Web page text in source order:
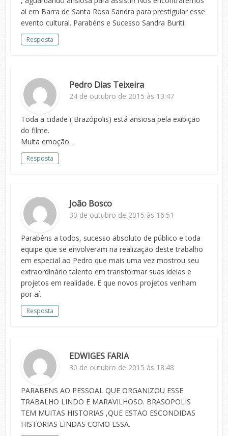
ai em Barra de Santa Rosa Sandra para prestiguiar esse
evento cultural. Parabéns e Sucesso Sandra Buriti
Resposta
Pedro Dias Teixeira
24 de outubro de 2015 às 13:47
Toda a cidade ( Brazópolis) está ansiosa pela exibição
do filme.
Muita emoção…
Resposta
João Bosco
30 de outubro de 2015 às 16:51
Parabéns a todos, sucesso absoluto de público e toda
equipe que se envolveram na realização deste trabalho
em especial ao Pedro que mais uma vez mostrou seu
extraordinário talento em transformar suas ideias e
projetos em realidade. E que novos projetos venham
por aí.
Resposta
EDWIGES FARIA
30 de outubro de 2015 às 18:48
PARABENS AO PESSOAL QUE ORGANIZOU ESSE
TRABALHO LINDO E MARAVILHOSO. BRASOPOLIS
TEM MUITAS HISTORIAS ,QUE ESTAO ESCONDIDAS
HISTORIAS LINDAS COMO ESSA.